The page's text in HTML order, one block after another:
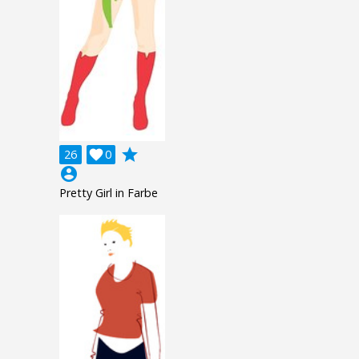
26 0

grade
account_circle
Pretty Girl in Farbe